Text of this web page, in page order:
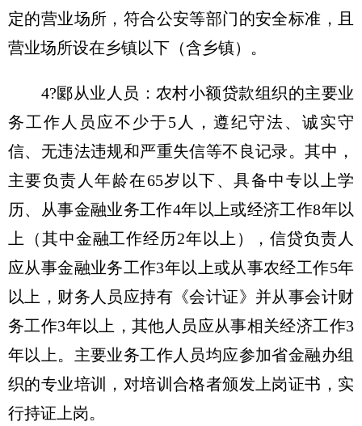
定的营业场所，符合公安等部门的安全标准，且
营业场所设在乡镇以下（含乡镇）。
4?郾从业人员：农村小额贷款组织的主要业
务工作人员应不少于5人，遵纪守法、诚实守
信、无违法违规和严重失信等不良记录。其中，
主要负责人年龄在65岁以下、具备中专以上学
历、从事金融业务工作4年以上或经济工作8年以
上（其中金融工作经历2年以上），信贷负责人
应从事金融业务工作3年以上或从事农经工作5年
以上，财务人员应持有《会计证》并从事会计财
务工作3年以上，其他人员应从事相关经济工作3
年以上。主要业务工作人员均应参加省金融办组
织的专业培训，对培训合格者颁发上岗证书，实
行持证上岗。